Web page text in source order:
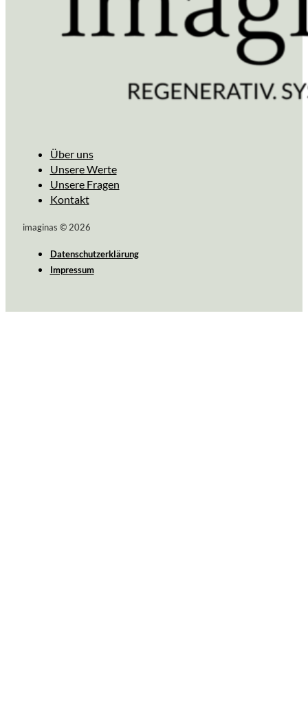
Über uns
Unsere Werte
Unsere Fragen
Kontakt
imaginas © 2026
Datenschutzerklärung
Impressum